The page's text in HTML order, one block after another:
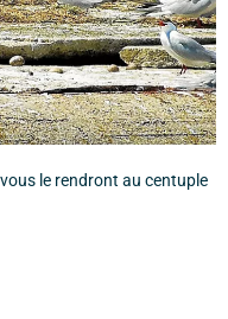
le rendront au centuple